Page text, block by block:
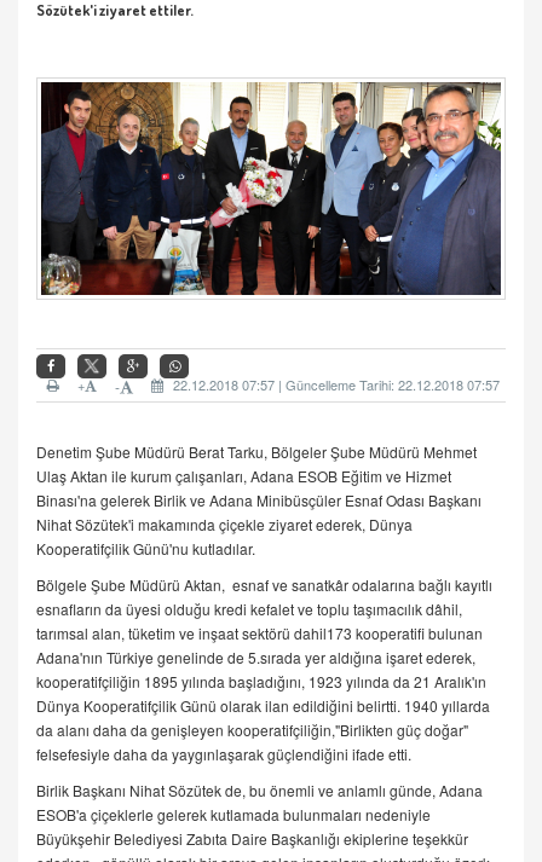
Sözütek'i ziyaret ettiler.
22.12.2018 07:57 | Güncelleme Tarihi: 22.12.2018 07:57
-
+
Denetim Şube Müdürü Berat Tarku, Bölgeler Şube Müdürü Mehmet
Ulaş Aktan ile kurum çalışanları, Adana ESOB Eğitim ve Hizmet
Binası'na gelerek Birlik ve Adana Minibüsçüler Esnaf Odası Başkanı
Nihat Sözütek'i makamında çiçekle ziyaret ederek, Dünya
Kooperatifçilik Günü'nu kutladılar.
Bölgele Şube Müdürü Aktan, esnaf ve sanatkâr odalarına bağlı kayıtlı
esnafların da üyesi olduğu kredi kefalet ve toplu taşımacılık dâhil,
tarımsal alan, tüketim ve inşaat sektörü dahil173 kooperatifi bulunan
Adana'nın Türkiye genelinde de 5.sırada yer aldığına işaret ederek,
kooperatifçiliğin 1895 yılında başladığını, 1923 yılında da 21 Aralık'ın
Dünya Kooperatifçilik Günü olarak ilan edildiğini belirtti. 1940 yıllarda
da alanı daha da genişleyen kooperatifçiliğin,"Birlikten güç doğar"
felsefesiyle daha da yaygınlaşarak güçlendiğini ifade etti.
Birlik Başkanı Nihat Sözütek de, bu önemli ve anlamlı günde, Adana
ESOB'a çiçeklerle gelerek kutlamada bulunmaları nedeniyle
Büyükşehir Belediyesi Zabıta Daire Başkanlığı ekiplerine teşekkür